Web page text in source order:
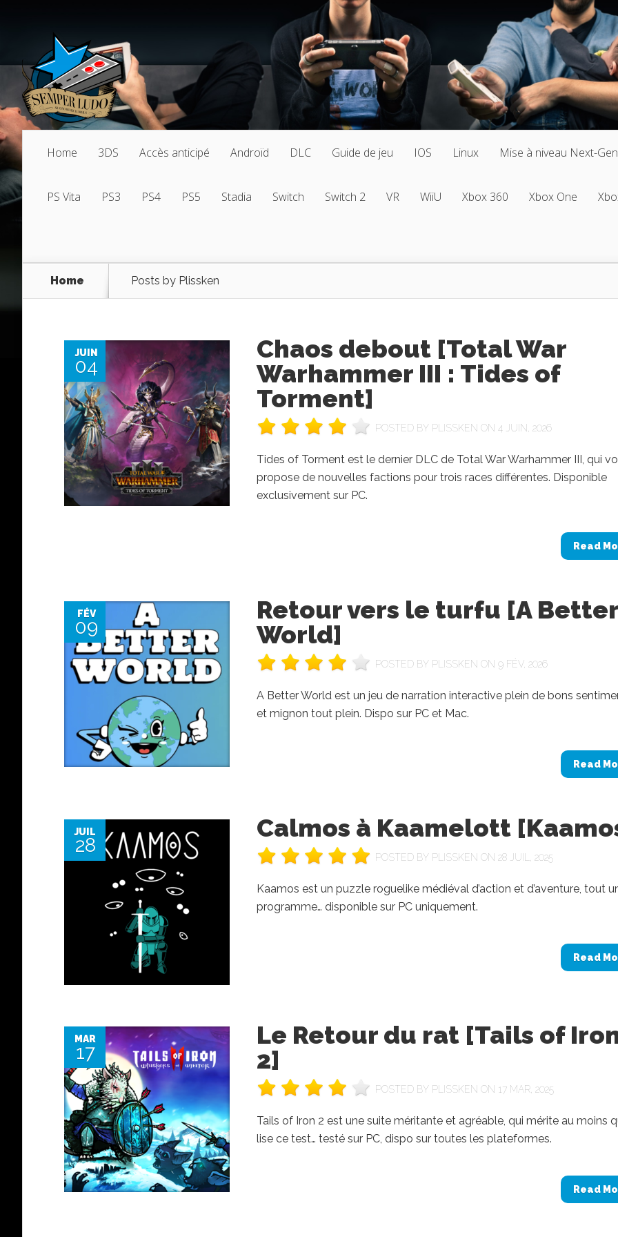
Home 3DS Accès anticipé Androïd DLC Guide de jeu IOS Linux Mise à niveau Next-Gen
PS Vita PS3 PS4 PS5 Stadia Switch Switch 2 VR WiiU Xbox 360 Xbox One
Home Posts by Plissken
JUIN
04
Chaos debout [Total War
Warhammer III : Tides of
Torment]
POSTED BY PLISSKEN ON 4 JUIN, 2026
Tides of Torment est le dernier DLC de Total War Warhammer III, qui
propose de nouvelles factions pour trois races différentes. Disponible
exclusivement sur PC.
Read
FÉV
09
Retour vers le turfu [A Better
World]
POSTED BY PLISSKEN ON 9 FÉV, 2026
A Better World est un jeu de narration interactive plein de bons
et mignon tout plein. Dispo sur PC et Mac.
Read
JUIL
28
Calmos à Kaamelott
POSTED BY PLISSKEN ON 28 JUIL, 2025
Kaamos est un puzzle roguelike médiéval d’action et d’aventure, tout
programme… disponible sur PC uniquement.
Read
MAR
17
Le Retour du rat [Tails of
2]
POSTED BY PLISSKEN ON 17 MAR, 2025
Tails of Iron 2 est une suite méritante et agréable, qui mérite au moins
lise ce test… testé sur PC, dispo sur toutes les plateformes.
Read